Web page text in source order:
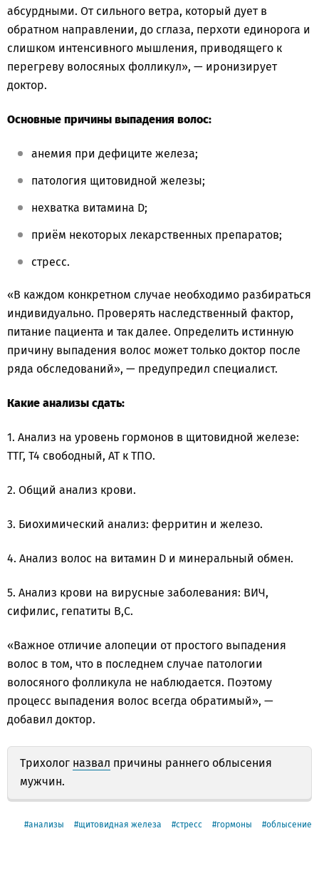
абсурдными. От сильного ветра, который дует в
обратном направлении, до сглаза, перхоти единорога и
слишком интенсивного мышления, приводящего к
перегреву волосяных фолликул», — иронизирует
доктор.
Основные причины выпадения волос:
анемия при дефиците железа;
патология щитовидной железы;
нехватка витамина D;
приём некоторых лекарственных препаратов;
стресс.
«В каждом конкретном случае необходимо разбираться
индивидуально. Проверять наследственный фактор,
питание пациента и так далее. Определить истинную
причину выпадения волос может только доктор после
ряда обследований», — предупредил специалист.
Какие анализы сдать:
1. Анализ на уровень гормонов в щитовидной железе:
ТТГ, Т4 свободный, АТ к ТПО.
2. Общий анализ крови.
3. Биохимический анализ: ферритин и железо.
4. Анализ волос на витамин D и минеральный обмен.
5. Анализ крови на вирусные заболевания: ВИЧ,
сифилис, гепатиты В,С.
«Важное отличие алопеции от простого выпадения
волос в том, что в последнем случае патологии
волосяного фолликула не наблюдается. Поэтому
процесс выпадения волос всегда обратимый», —
добавил доктор.
Трихолог назвал причины раннего облысения
мужчин.
анализы щитовидная железа стресс гормоны облысение